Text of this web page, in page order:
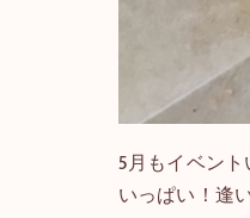
5月もイベント
いっぱい！逢